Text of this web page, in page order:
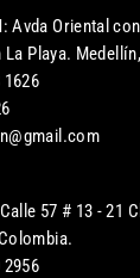
Avda Oriental
La Playa.
1626
Calle 57 # 13 - 21
2956